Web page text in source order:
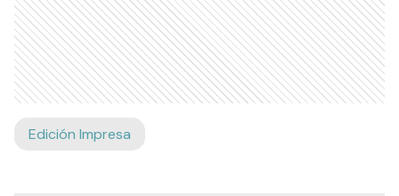
Edición Impresa